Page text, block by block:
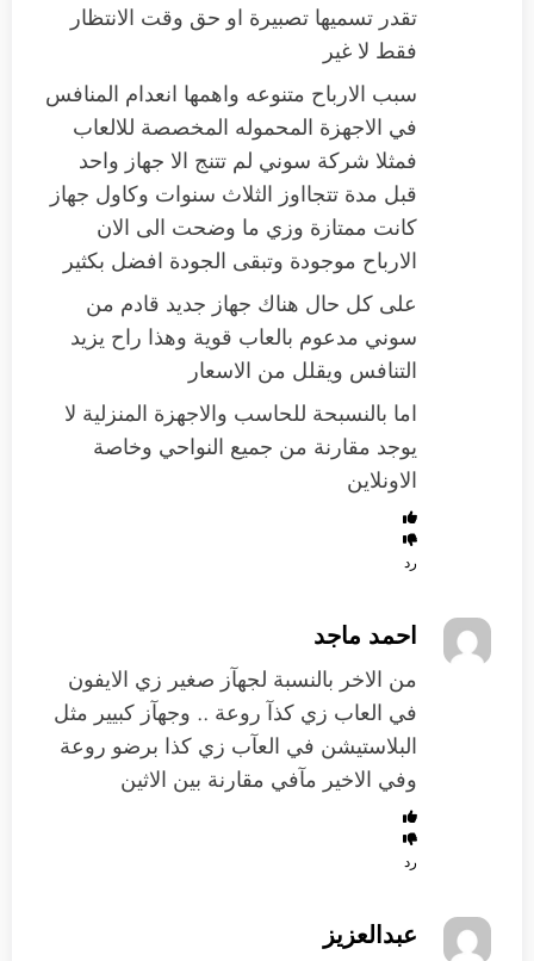
تقدر تسميها تصبيرة او حق وقت الانتظار
فقط لا غير
سبب الارباح متنوعه واهمها انعدام المنافس
في الاجهزة المحموله المخصصة للالعاب
فمثلا شركة سوني لم تتنج الا جهاز واحد
قبل مدة تتجااوز الثلاث سنوات وكاول جهاز
كانت ممتازة وزي ما وضحت الى الان
الارباح موجودة وتبقى الجودة افضل بكثير
على كل حال هناك جهاز جديد قادم من
سوني مدعوم بالعاب قوية وهذا راح يزيد
التنافس ويقلل من الاسعار
اما بالنسبحة للحاسب والاجهزة المنزلية لا
يوجد مقارنة من جميع النواحي وخاصة
الاونلاين
رد
احمد ماجد
من الاخر بالنسبة لجهآز صغير زي الايفون
في العاب زي كذآ روعة .. وجهآز كبيير مثل
البلاستيشن في العآب زي كذا برضو روعة
وفي الاخير مآفي مقارنة بين الاثين
رد
عبدالعزيز